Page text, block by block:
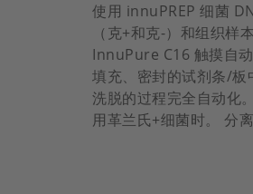
使用 innuPREP 细菌
（克+和克-）和组织样
InnuPure C16 触摸自
填充、密封的试剂条/板
洗脱的过程完全自动化
用革兰氏+细菌时。 分